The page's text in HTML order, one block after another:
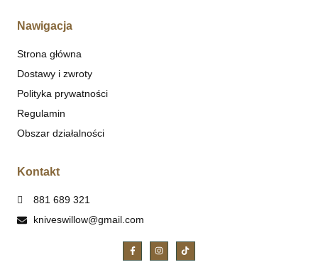
Nawigacja
Strona główna
Dostawy i zwroty
Polityka prywatności
Regulamin
Obszar działalności
Kontakt
881 689 321
kniveswillow@gmail.com